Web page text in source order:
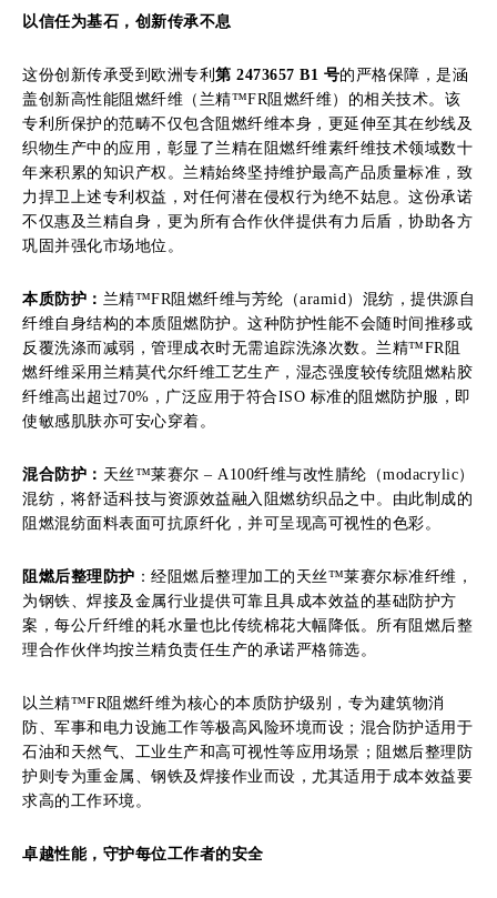
以信任为基石，创新传承不息
这份创新传承受到欧洲专利 第 2473657 B1 号的严格保障，是涵
盖创新高性能阻燃纤维（兰精™FR阻燃纤维）的相关技术。该
专利所保护的范畴不仅包含阻燃纤维本身，更延伸至其在纱线及
织物生产中的应用，彰显了兰精在阻燃纤维素纤维技术领域数十
年来积累的知识产权。兰精始终坚持维护最高产品质量标准，致
力捍卫上述专利权益，对任何潜在侵权行为绝不姑息。这份承诺
不仅惠及兰精自身，更为所有合作伙伴提供有力后盾，协助各方
巩固并强化市场地位。
本质防护： 兰精™FR阻燃纤维与芳纶（aramid）混纺，提供源自
纤维自身结构的本质阻燃防护。这种防护性能不会随时间推移或
反覆洗涤而减弱，管理成衣时无需追踪洗涤次数。兰精™FR阻
燃纤维采用兰精莫代尔纤维工艺生产，湿态强度较传统阻燃粘胶
纤维高出超过70%，广泛应用于符合ISO 标准的阻燃防护服，即
使敏感肌肤亦可安心穿着。
混合防护： 天丝™莱赛尔 – A100纤维与改性腈纶（modacrylic）
混纺，将舒适科技与资源效益融入阻燃纺织品之中。由此制成的
阻燃混纺面料表面可抗原纤化，并可呈现高可视性的色彩。
阻燃后整理防护 ：经阻燃后整理加工的天丝™莱赛尔标准纤维，
为钢铁、焊接及金属行业提供可靠且具成本效益的基础防护方
案，每公斤纤维的耗水量也比传统棉花大幅降低。所有阻燃后整
理合作伙伴均按兰精负责任生产的承诺严格筛选。
以兰精™FR阻燃纤维为核心的本质防护级别，专为建筑物消
防、军事和电力设施工作等极高风险环境而设；混合防护适用于
石油和天然气、工业生产和高可视性等应用场景；阻燃后整理防
护则专为重金属、钢铁及焊接作业而设，尤其适用于成本效益要
求高的工作环境。
卓越性能，守护每位工作者的安全